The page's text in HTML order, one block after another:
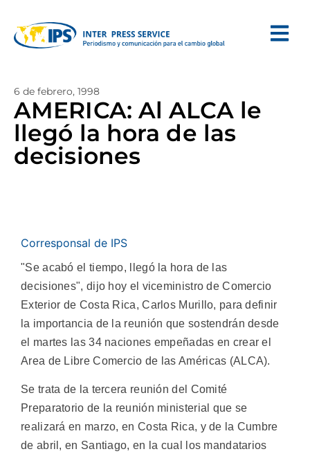
6 de febrero, 1998
AMERICA: Al ALCA le
llegó la hora de las
decisiones
Corresponsal de IPS
"Se acabó el tiempo, llegó la hora de las
decisiones", dijo hoy el viceministro de Comercio
Exterior de Costa Rica, Carlos Murillo, para definir
la importancia de la reunión que sostendrán desde
el martes las 34 naciones empeñadas en crear el
Area de Libre Comercio de las Américas (ALCA).
Se trata de la tercera reunión del Comité
Preparatorio de la reunión ministerial que se
realizará en marzo, en Costa Rica, y de la Cumbre
de abril, en Santiago, en la cual los mandatarios